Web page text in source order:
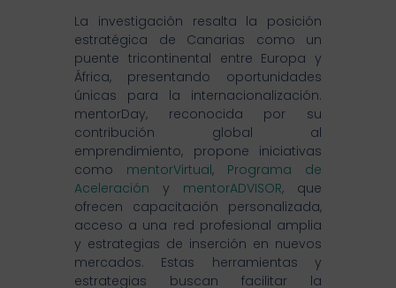
La investigación resalta la posición
estratégica de Canarias como un
puente tricontinental entre Europa y
África, presentando oportunidades
únicas para la internacionalización.
mentorDay, reconocida por su
contribución global al
emprendimiento, propone iniciativas
como mentorVirtual, Programa de
Aceleración y mentorADVISOR, que
ofrecen capacitación personalizada,
acceso a una red profesional amplia
y estrategias de inserción en nuevos
mercados. Estas herramientas y
estrategias buscan facilitar la